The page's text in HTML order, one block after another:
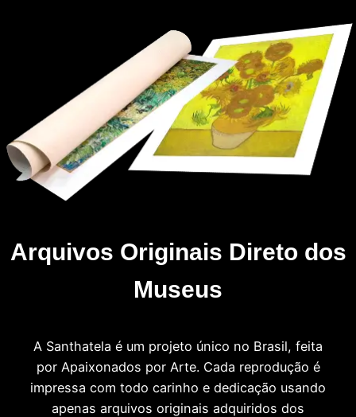
Arquivos Originais Direto dos
Museus
A Santhatela é um projeto único no Brasil, feita
por Apaixonados por Arte. Cada reprodução é
impressa com todo carinho e dedicação usando
apenas arquivos originais adquiridos dos